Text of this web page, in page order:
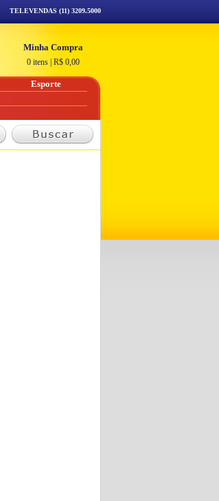
TELEVENDAS (11) 3209.5000
Minha Compra
0 itens R$ 0,00
Esporte